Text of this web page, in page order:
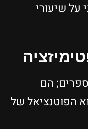
על שיעורי
הם
הפוטנציאל של